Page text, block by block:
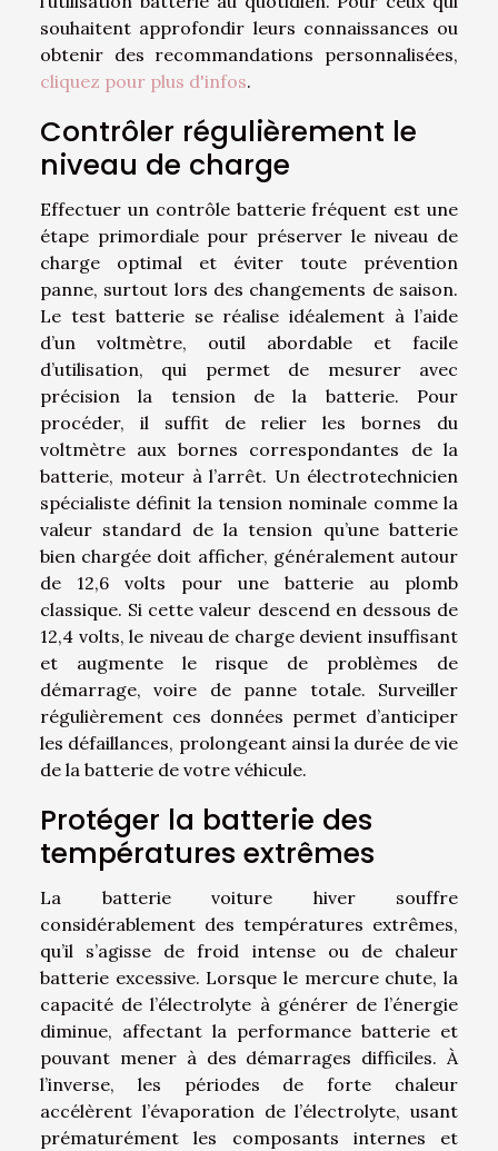
souhaitent approfondir leurs connaissances ou
obtenir des recommandations personnalisées,
cliquez pour plus d'infos.
Contrôler régulièrement le
niveau de charge
Effectuer un contrôle batterie fréquent est une
étape primordiale pour préserver le niveau de
charge optimal et éviter toute prévention
panne, surtout lors des changements de saison.
Le test batterie se réalise idéalement à l’aide
d’un voltmètre, outil abordable et facile
d’utilisation, qui permet de mesurer avec
précision la tension de la batterie. Pour
procéder, il suffit de relier les bornes du
voltmètre aux bornes correspondantes de la
batterie, moteur à l’arrêt. Un électrotechnicien
spécialiste définit la tension nominale comme la
valeur standard de la tension qu’une batterie
bien chargée doit afficher, généralement autour
de 12,6 volts pour une batterie au plomb
classique. Si cette valeur descend en dessous de
12,4 volts, le niveau de charge devient insuffisant
et augmente le risque de problèmes de
démarrage, voire de panne totale. Surveiller
régulièrement ces données permet d’anticiper
les défaillances, prolongeant ainsi la durée de vie
de la batterie de votre véhicule.
Protéger la batterie des
températures extrêmes
La batterie voiture hiver souffre
considérablement des températures extrêmes,
qu’il s’agisse de froid intense ou de chaleur
batterie excessive. Lorsque le mercure chute, la
capacité de l’électrolyte à générer de l’énergie
diminue, affectant la performance batterie et
pouvant mener à des démarrages difficiles. À
l’inverse, les périodes de forte chaleur
accélèrent l’évaporation de l’électrolyte, usant
prématurément les composants internes et